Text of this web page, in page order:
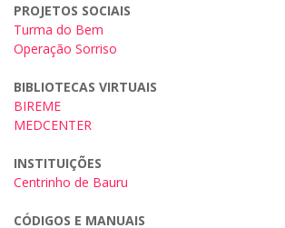
PROJETOS SOCIAIS
Turma do Bem
Operação Sorriso
BIBLIOTECAS VIRTUAIS
BIREME
MEDCENTER
INSTITUIÇÕES
Centrinho de Bauru
CÓDIGOS E MANUAIS